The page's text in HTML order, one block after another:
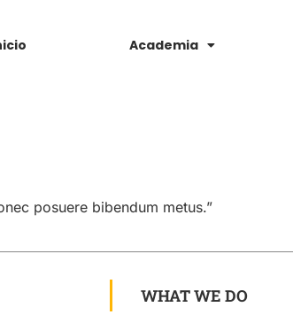
Academia
posuere bibendum metus.”
WHAT WE DO